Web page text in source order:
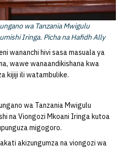
wa Tanzania Mwigulu
Iringa. Picha na Hafidh Ally
wananchi hivi sasa masuala ya
wawe wanaandikishana kwa
kijiji ili watambulike.
wa Tanzania Mwigulu
na Viongozi Mkoani Iringa kutoa
migogoro.
akizungumza na viongozi wa